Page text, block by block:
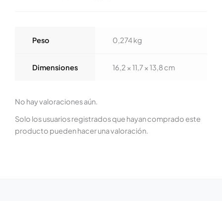
Peso 0,274 kg
Dimensiones 16,2 × 11,7 × 13,8 cm
No hay valoraciones aún.
Solo los usuarios registrados que hayan comprado este
producto pueden hacer una valoración.